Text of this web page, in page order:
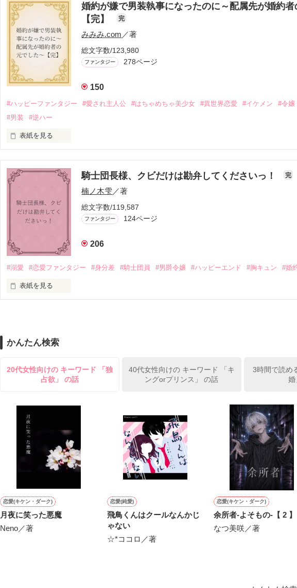
うと屋敷を飛び出した。
娼館（たぶん）の店主は札束でビンタしてくる謎の男。
金と引き換えに雇われたと思いきや……契約結婚だった！？
裏社会を牛耳るロベールは仮面をつけており、謎が多いが幸せな結婚生活を満喫中。
そこでロベールを慕うアリスに一方的に敵視され、嫌がらせを受けるもオリヴィアに
勘違いから始まる初夜騒動に危険ばかりの血まみれ新婚生活。
次第にロベールはオリヴィアを気にかけるように……？
「この金が欲しければ、俺の言うことに従え」
「──はい、喜んで！」
出会いは最悪、結婚生活は最高……？
愛を知らない公爵と天然怪力令嬢の溺愛バイオレンスラブコメディです。
＊この世界のお金はお札にさせてください。
＊なろう、カクヨム、アルファポリス掲載中
婚約が嫌で男装執事になったのに～配属先が婚約
【完】
完
みみみ.com／著
総文字数/123,980
ファンタジー 278ページ
150
#ハッピーファンタジー #愛され主人公 #はちゃめちゃ美少女 #異世界恋愛 #イケメン
#令嬢
#男装
#逆ハー
表紙を見る
「いやっほぉぉおお〜い！！！！」
バンジーした侯爵令嬢の先にいたのは
甘いマスクの公爵様の頭上でした
「ど、どいてぇぇぇえ！！！！！」
「…は？」
そんな最悪の出会いを果たした二人
お人形のように可愛いらしい見た目とは裏腹に
残念なほどに自由でお気楽なお転婆令嬢
サラサラとした綺麗な黒髪に綺麗な青色の瞳
あまりにも整った顔は女性たちを引き寄せる
社交界で圧倒的人気を誇っていた
表では甘いマスクを被る彼の裏は……
空から降ってきたリリィに恋したギルは
国王命令での婚約を申し込む
とある事情で絶対婚約したくないリリィは
そうだ！男装執事として生きていこう！
騎士団長様、クビだけは勘弁してくださいっ！ 完
楠ノ木雫 ／著
総文字数/119,587
ファンタジー 124ページ
206
#溺愛 #恋愛ファンタジー #身分差 #騎士団員 #男爵令嬢 #ハッピーエンド #胸キュン #婚
表紙を見る
「あの、本当に、何でもしますのでクビだけは……」
甘い言葉をささやく近衛騎士団長に翻弄されるテレシアの恋物語が始まる——
┈┈┈┈┈┈┈ ❁ ❁ ❁ ┈┈┈┈┈┈┈┈
悪魔の近衛騎士団長
リアム・ロドリエス
×
かんたん検索
20代女性向けの キーワード 「独
占欲」 の話
40代女性向けの キーワード 「キ
ングorプリンス」 の話
3時間で読め
婚
恋愛(キケン・ダーク)
月夜に笑った悪魔
Neno／著
恋愛(純愛)
飛鳥くんはクールなんかじ
ゃない
☆*ココロ／著
恋愛(キケン・ダーク)
余所者-よそもの-【 2 】
なつ美咲／著